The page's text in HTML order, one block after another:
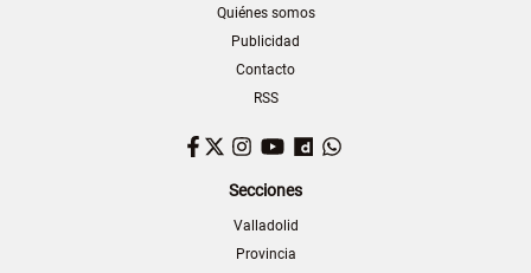
Quiénes somos
Publicidad
Contacto
RSS
Facebook
TwitterInstagram
YouTubeDailymotion
Secciones
Valladolid
Provincia